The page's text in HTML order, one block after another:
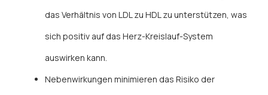
das Verhältnis von LDL zu HDL zu unterstützen, was
sich positiv auf das Herz-Kreislauf-System
auswirken kann.
Nebenwirkungen minimieren das Risiko der